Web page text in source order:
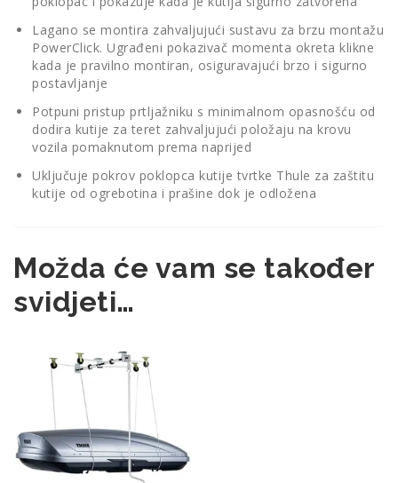
Lagano se montira zahvaljujući sustavu za brzu montažu
PowerClick. Ugrađeni pokazivač momenta okreta klikne
kada je pravilno montiran, osiguravajući brzo i sigurno
postavljanje
Potpuni pristup prtljažniku s minimalnom opasnošću od
dodira kutije za teret zahvaljujući položaju na krovu
vozila pomaknutom prema naprijed
Uključuje pokrov poklopca kutije tvrtke Thule za zaštitu
kutije od ogrebotina i prašine dok je odložena
Možda će vam se također
svidjeti…